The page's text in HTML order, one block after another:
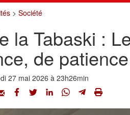
> Société
la Tabaski :
de
27 mai 2026 à 23h26min